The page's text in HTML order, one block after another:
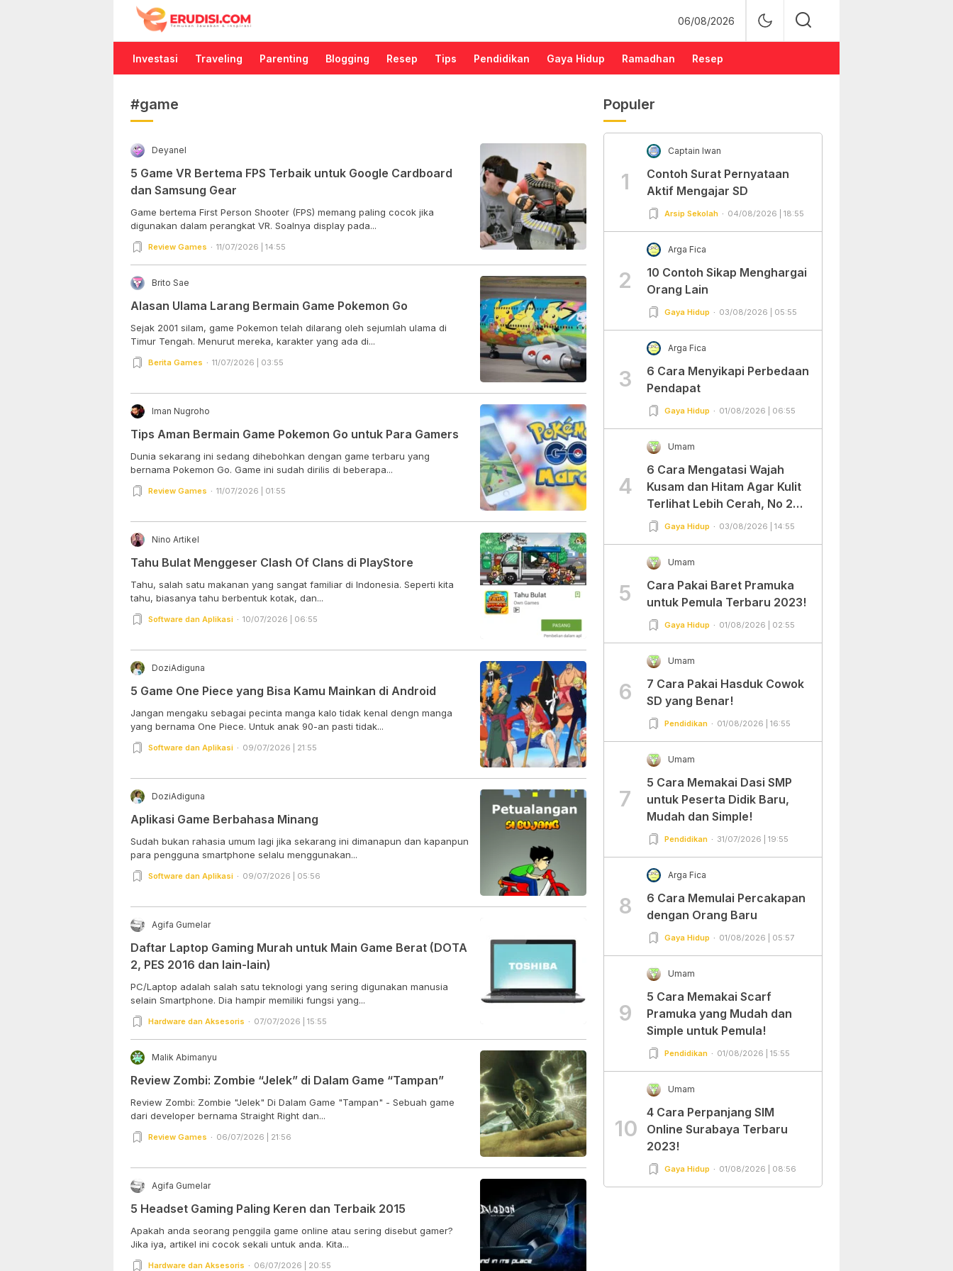
Erudisi
Temukan Jawaban dan Inspirasi
06/08/2026
Investasi Traveling Parenting Blogging Resep Tips Pendidikan Gaya Hidup Ramadhan Resep
#game
Deyanel
5 Game VR Bertema FPS Terbaik untuk Google Cardboard
dan Samsung Gear
Game bertema First Person Shooter (FPS) memang paling cocok jika
digunakan dalam perangkat VR. Soalnya display pada...
Review Games 11/07/2026 | 14:55
Brito Sae
Alasan Ulama Larang Bermain Game Pokemon Go
Sejak 2001 silam, game Pokemon telah dilarang oleh sejumlah ulama di
Timur Tengah. Menurut mereka, karakter yang ada di...
Berita Games 11/07/2026 | 03:55
Iman Nugroho
Tips Aman Bermain Game Pokemon Go untuk Para Gamers
Dunia sekarang ini sedang dihebohkan dengan game terbaru yang
bernama Pokemon Go. Game ini sudah dirilis di beberapa...
Review Games 11/07/2026 | 01:55
Nino Artikel
Tahu Bulat Menggeser Clash Of Clans di PlayStore
Tahu, salah satu makanan yang sangat familiar di Indonesia. Seperti kita
tahu, biasanya tahu berbentuk kotak, dan...
Software dan Aplikasi 10/07/2026 | 06:55
DoziAdiguna
5 Game One Piece yang Bisa Kamu Mainkan di Android
Jangan mengaku sebagai pecinta manga kalo tidak kenal dengn manga
yang bernama One Piece. Untuk anak 90-an pasti tidak...
Software dan Aplikasi 09/07/2026 | 21:55
DoziAdiguna
Aplikasi Game Berbahasa Minang
Sudah bukan rahasia umum lagi jika sekarang ini dimanapun dan kapanpun
para pengguna smartphone selalu menggunakan...
Software dan Aplikasi 09/07/2026 | 05:56
Agifa Gumelar
Daftar Laptop Gaming Murah untuk Main Game Berat (DOTA
2, PES 2016 dan lain-lain)
PC/Laptop adalah salah satu teknologi yang sering digunakan manusia
selain Smartphone. Dia hampir memiliki fungsi yang...
Hardware dan Aksesoris 07/07/2026 | 15:55
Malik Abimanyu
Review Zombi: Zombie “Jelek” di Dalam Game “Tampan”
Review Zombi: Zombie "Jelek" Di Dalam Game "Tampan" - Sebuah game
dari developer bernama Straight Right dan...
Review Games 06/07/2026 | 21:56
Agifa Gumelar
5 Headset Gaming Paling Keren dan Terbaik 2015
Apakah anda seorang penggila game online atau sering disebut gamer?
Jika iya, artikel ini cocok sekali untuk anda. Kita...
Hardware dan Aksesoris 06/07/2026 | 20:55
Populer
1
Captain Iwan
Contoh Surat Pernyataan
Aktif Mengajar SD
Arsip Sekolah 04/08/2026 | 18:55
2
Arga Fica
10 Contoh Sikap Menghargai
Orang Lain
Gaya Hidup 03/08/2026 | 05:55
3
Arga Fica
6 Cara Menyikapi Perbedaan
Pendapat
Gaya Hidup 01/08/2026 | 06:55
4
Umam
6 Cara Mengatasi Wajah
Kusam dan Hitam Agar Kulit
Terlihat Lebih Cerah, No 2
Gampang Banget dan Mudah
Gaya Hidup 03/08/2026 | 14:55
5
Umam
Cara Pakai Baret Pramuka
untuk Pemula Terbaru 2023!
Gaya Hidup 01/08/2026 | 02:55
6
Umam
7 Cara Pakai Hasduk Cowok
SD yang Benar!
Pendidikan 01/08/2026 | 16:55
7
Umam
5 Cara Memakai Dasi SMP
untuk Peserta Didik Baru,
Mudah dan Simple!
Pendidikan 31/07/2026 | 19:55
8
Arga Fica
6 Cara Memulai Percakapan
dengan Orang Baru
Gaya Hidup 01/08/2026 | 05:57
9
Umam
5 Cara Memakai Scarf
Pramuka yang Mudah dan
Simple untuk Pemula!
Pendidikan 01/08/2026 | 15:55
10
Umam
4 Cara Perpanjang SIM
Online Surabaya Terbaru
2023!
Gaya Hidup 01/08/2026 | 08:56